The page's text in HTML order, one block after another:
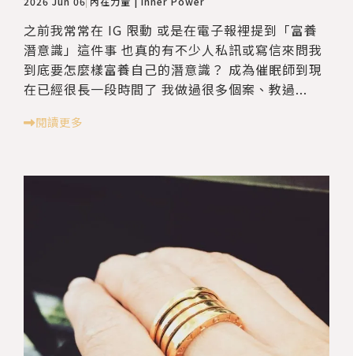
之前我常常在 IG 限動 或是在電子報裡提到「富養
潛意識」這件事 也真的有不少人私訊或寫信來問我
到底要怎麼樣富養自己的潛意識？ 成為催眠師到現
在已經很長一段時間了 我做過很多個案、教過...
閱讀更多